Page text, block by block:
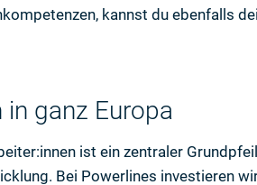
kannst du ebenfalls
in ganz Europa
ist ein zentraler
Bei Powerlines investieren